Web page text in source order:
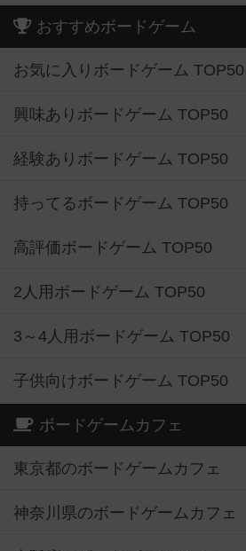
おすすめボードゲーム
お気に入りボードゲーム TOP50
興味ありボードゲーム TOP50
経験ありボードゲーム TOP50
持ってるボードゲーム TOP50
高評価ボードゲーム TOP50
2人用ボードゲーム TOP50
3～4人用ボードゲーム TOP50
子供向けボードゲーム TOP50
ボードゲームカフェ
東京都のボードゲームカフェ
神奈川県のボードゲームカフェ